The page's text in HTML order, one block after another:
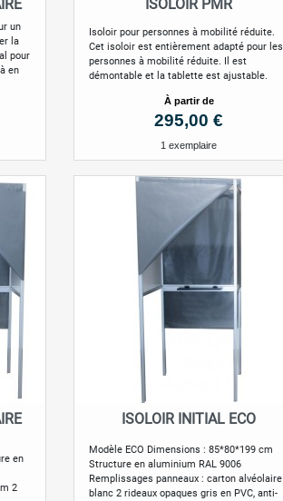
un
la
pour
en
Aperçu rapide
ISOLOIR PMR
Isoloir pour personnes à mobilité réduite.
Cet isoloir est entièrement adapté pour les
personnes à mobilité réduite. Il est
démontable et la tablette est ajustable.
à partir de
Prix
295,00 €
1 exemplaire
en
2
Aperçu rapide
ISOLOIR INITIAL ECO
Modèle ECO Dimensions : 85*80*199 cm
Structure en aluminium RAL 9006
Remplissages panneaux : carton alvéolaire
blanc 2 rideaux opaques gris en PVC, anti-